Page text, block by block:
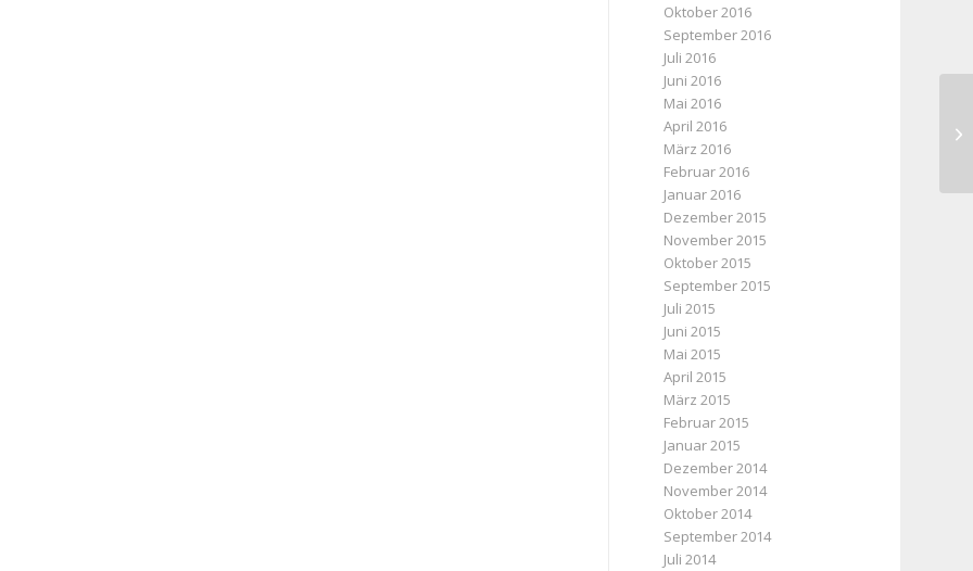
Oktober 2016
September 2016
Juli 2016
Juni 2016
Mai 2016
April 2016
März 2016
Februar 2016
Januar 2016
Dezember 2015
November 2015
Oktober 2015
September 2015
Juli 2015
Juni 2015
Mai 2015
April 2015
März 2015
Februar 2015
Januar 2015
Dezember 2014
November 2014
Oktober 2014
September 2014
Juli 2014